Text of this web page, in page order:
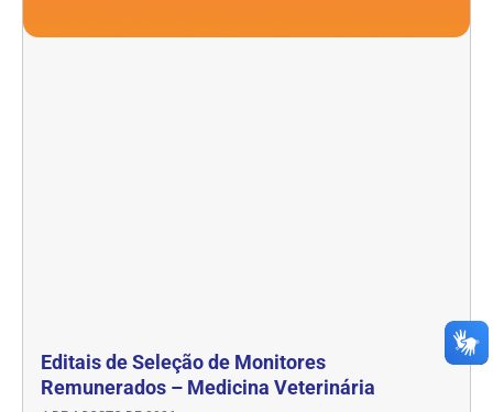
Editais de Seleção de Monitores
Remunerados – Medicina Veterinária